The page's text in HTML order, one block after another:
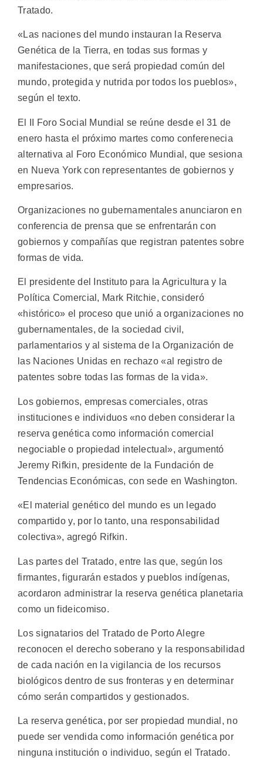
Tratado.
«Las naciones del mundo instauran la Reserva
Genética de la Tierra, en todas sus formas y
manifestaciones, que será propiedad común del
mundo, protegida y nutrida por todos los pueblos»,
según el texto.
El II Foro Social Mundial se reúne desde el 31 de
enero hasta el próximo martes como conferenecia
alternativa al Foro Económico Mundial, que sesiona
en Nueva York con representantes de gobiernos y
empresarios.
Organizaciones no gubernamentales anunciaron en
conferencia de prensa que se enfrentarán con
gobiernos y compañías que registran patentes sobre
formas de vida.
El presidente del Instituto para la Agricultura y la
Política Comercial, Mark Ritchie, consideró
«histórico» el proceso que unió a organizaciones no
gubernamentales, de la sociedad civil,
parlamentarios y al sistema de la Organización de
las Naciones Unidas en rechazo «al registro de
patentes sobre todas las formas de la vida».
Los gobiernos, empresas comerciales, otras
instituciones e individuos «no deben considerar la
reserva genética como información comercial
negociable o propiedad intelectual», argumentó
Jeremy Rifkin, presidente de la Fundación de
Tendencias Económicas, con sede en Washington.
«El material genético del mundo es un legado
compartido y, por lo tanto, una responsabilidad
colectiva», agregó Rifkin.
Las partes del Tratado, entre las que, según los
firmantes, figurarán estados y pueblos indígenas,
acordaron administrar la reserva genética planetaria
como un fideicomiso.
Los signatarios del Tratado de Porto Alegre
reconocen el derecho soberano y la responsabilidad
de cada nación en la vigilancia de los recursos
biológicos dentro de sus fronteras y en determinar
cómo serán compartidos y gestionados.
La reserva genética, por ser propiedad mundial, no
puede ser vendida como información genética por
ninguna institución o individuo, según el Tratado.